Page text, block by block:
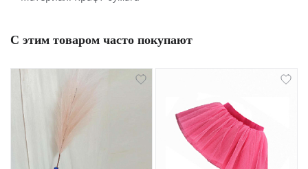
С этим товаром часто покупают